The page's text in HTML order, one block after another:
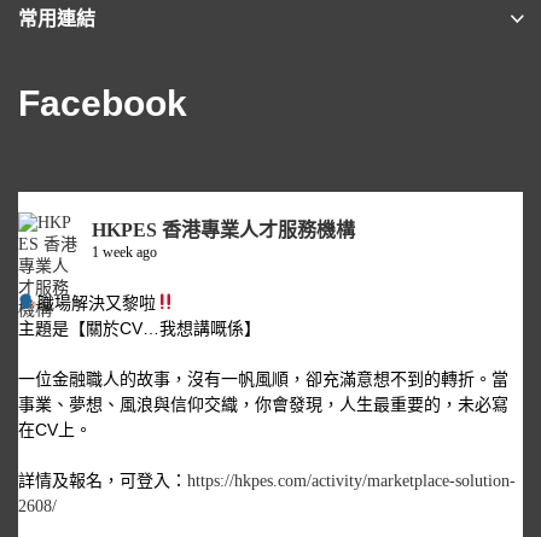
常用連結
Facebook
HKPES 香港專業人才服務機構
1 week ago
職場解決又黎啦
主題是【關於CV…我想講嘅係】
一位金融職人的故事，沒有一帆風順，卻充滿意想不到的轉折。當
事業、夢想、風浪與信仰交織，你會發現，人生最重要的，未必寫
在CV上。
詳情及報名，可登入： https://hkpes.com/activity/marketplace-solution-
2608/